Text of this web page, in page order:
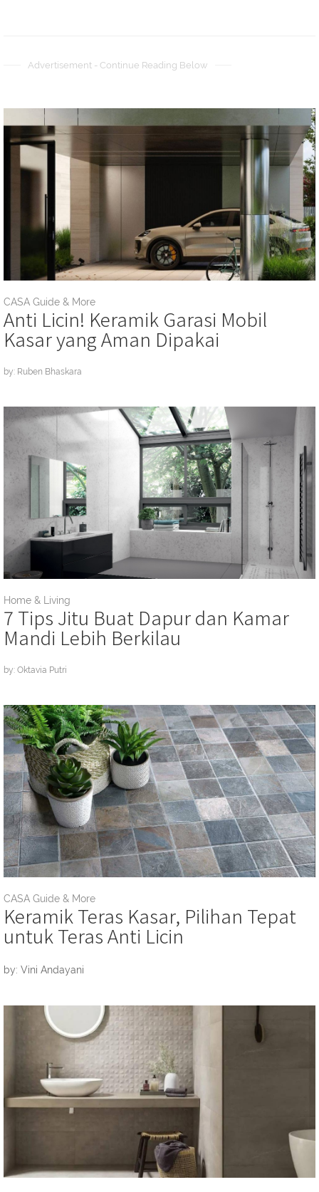
Advertisement - Continue Reading Below
CASA Guide & More
Anti Licin! Keramik Garasi Mobil
Kasar yang Aman Dipakai
by: Ruben Bhaskara
Home & Living
7 Tips Jitu Buat Dapur dan Kamar
Mandi Lebih Berkilau
by: Oktavia Putri
CASA Guide & More
Keramik Teras Kasar, Pilihan Tepat
untuk Teras Anti Licin
by: Vini Andayani